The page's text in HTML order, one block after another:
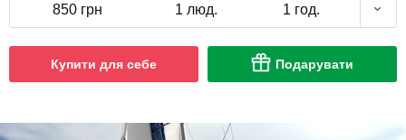
850 грн 1 люд. 1 год.
Купити для себе Подарувати